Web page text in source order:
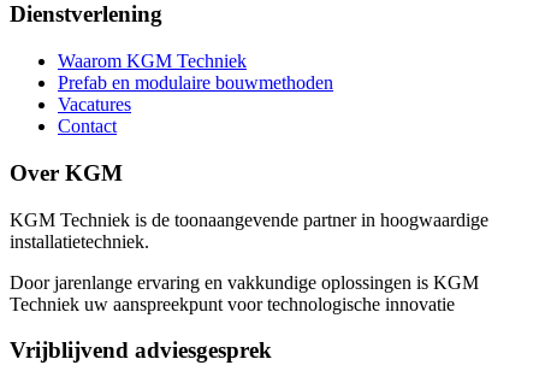
Dienstverlening
Waarom KGM Techniek
Prefab en modulaire bouwmethoden
Vacatures
Contact
Over KGM
KGM Techniek is de toonaangevende partner in hoogwaardige
installatietechniek.
Door jarenlange ervaring en vakkundige oplossingen is KGM
Techniek uw aanspreekpunt voor technologische innovatie
Vrijblijvend adviesgesprek